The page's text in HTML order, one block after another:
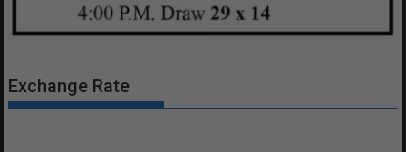
Exchange Rate